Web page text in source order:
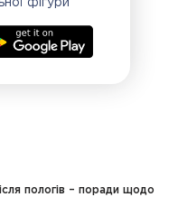
фігури
пологів – поради щодо